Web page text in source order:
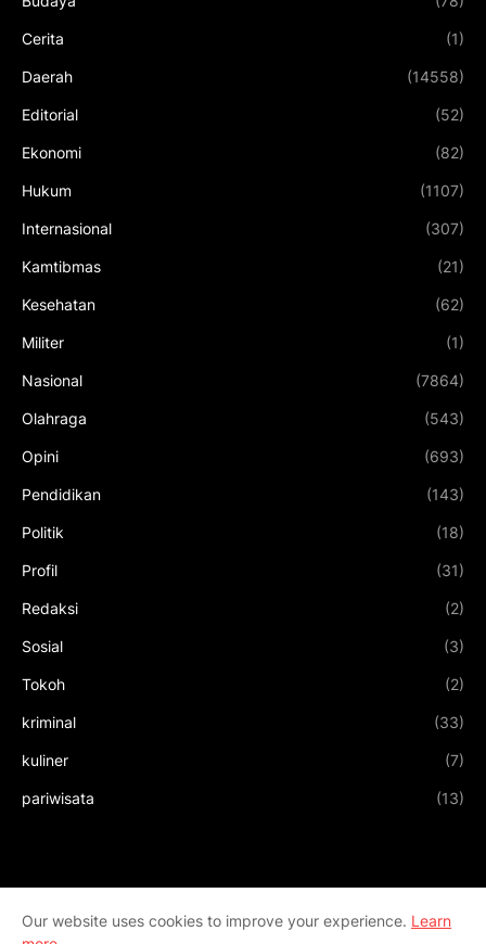
Cerita (1)
Daerah (14558)
Editorial (52)
Ekonomi (82)
Hukum (1107)
Internasional (307)
Kamtibmas (21)
Kesehatan (62)
Militer (1)
Nasional (7864)
Olahraga (543)
Opini (693)
Pendidikan (143)
Politik (18)
Profil (31)
Redaksi (2)
Sosial (3)
Tokoh (2)
kriminal (33)
kuliner (7)
pariwisata (13)
Our website uses cookies to improve your experience. Learn